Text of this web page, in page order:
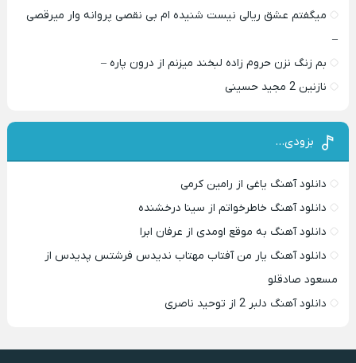
میگفتم عشق ریالی نیست شنیده ام بی نقصی پروانه وار میرقصی
–
بم زنگ نزن حروم زاده لبخند میزنم از درون پاره –
نازنین 2 مجید حسینی
بزودی…
دانلود آهنگ یاغی از رامین کرمی
دانلود آهنگ خاطرخواتم از سینا درخشنده
دانلود آهنگ به موقع اومدی از عرفان ابرا
دانلود آهنگ یار من آفتاب مهتاب ندیدس فرشتس پدیدس از
مسعود صادقلو
دانلود آهنگ دلبر 2 از توحید ناصری